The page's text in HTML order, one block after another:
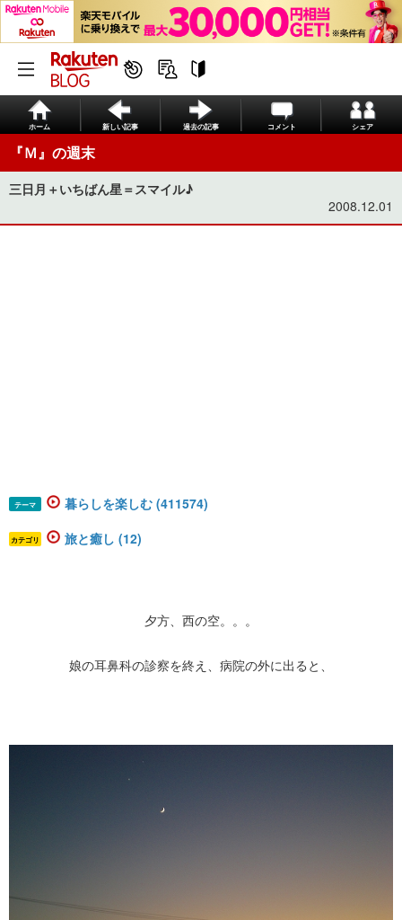
ホーム 新しい記事 過去の記事 コメント シェア
『Ｍ』の週末
三日月＋いちばん星＝スマイル♪
2008.12.01
テーマ 暮らしを楽しむ (411574)
カテゴリ 旅と癒し (12)
夕方、西の空。。。
娘の耳鼻科の診察を終え、病院の外に出ると、